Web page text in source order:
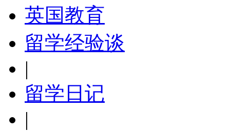
英国教育
留学经验谈
|
留学日记
|